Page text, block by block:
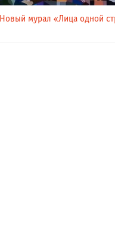
Новый мурал «Лица одной